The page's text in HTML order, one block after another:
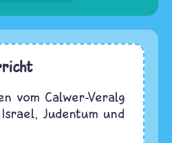
vom Calwer-Veralg
Judentum und